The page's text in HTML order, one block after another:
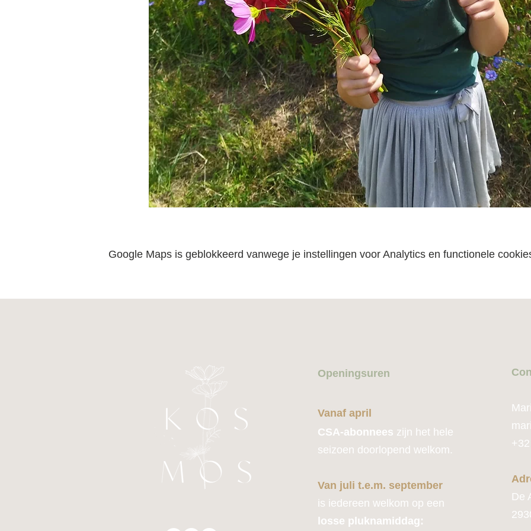
Google Maps is geblokkeerd vanwege je instellingen voor Analytics en functionele
Openingsuren
Vanaf april
CSA-abonnees zijn het hele
seizoen doorlopend welkom.
Van juli t.e.m. september
is iedereen welkom op een
losse pluknamiddag:
De